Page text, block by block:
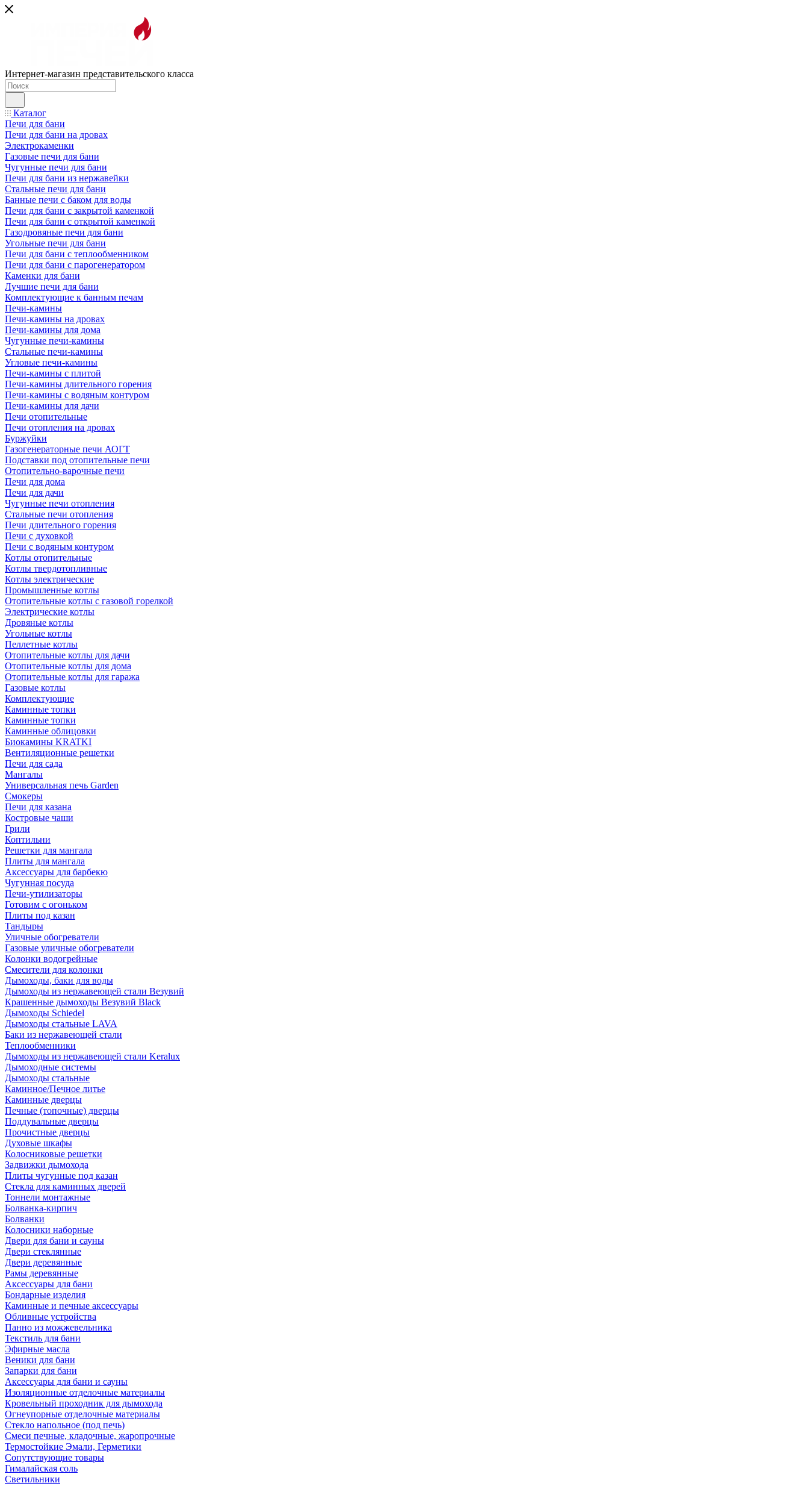
Интернет-магазин представительского класса
Каталог
Печи для бани
Печи для бани на дровах
Электрокаменки
Газовые печи для бани
Чугунные печи для бани
Печи для бани из нержавейки
Стальные печи для бани
Банные печи с баком для воды
Печи для бани с закрытой каменкой
Печи для бани с открытой каменкой
Газодровяные печи для бани
Угольные печи для бани
Печи для бани с теплообменником
Печи для бани с парогенератором
Каменки для бани
Лучшие печи для бани
Комплектующие к банным печам
Печи-камины
Печи-камины на дровах
Печи-камины для дома
Чугунные печи-камины
Стальные печи-камины
Угловые печи-камины
Печи-камины с плитой
Печи-камины длительного горения
Печи-камины с водяным контуром
Печи-камины для дачи
Печи отопительные
Печи отопления на дровах
Буржуйки
Газогенераторные печи АОГТ
Подставки под отопительные печи
Отопительно-варочные печи
Печи для дома
Печи для дачи
Чугунные печи отопления
Стальные печи отопления
Печи длительного горения
Печи с духовкой
Печи с водяным контуром
Котлы отопительные
Котлы твердотопливные
Котлы электрические
Промышленные котлы
Отопительные котлы с газовой горелкой
Электрические котлы
Дровяные котлы
Угольные котлы
Пеллетные котлы
Отопительные котлы для дачи
Отопительные котлы для дома
Отопительные котлы для гаража
Газовые котлы
Комплектующие
Каминные топки
Каминные топки
Каминные облицовки
Биокамины KRATKI
Вентиляционные решетки
Печи для сада
Мангалы
Универсальная печь Garden
Смокеры
Печи для казана
Костровые чаши
Грили
Коптильни
Решетки для мангала
Плиты для мангала
Аксессуары для барбекю
Чугунная посуда
Печи-утилизаторы
Готовим с огоньком
Плиты под казан
Тандыры
Уличные обогреватели
Газовые уличные обогреватели
Колонки водогрейные
Смесители для колонки
Дымоходы, баки для воды
Дымоходы из нержавеющей стали Везувий
Крашенные дымоходы Везувий Black
Дымоходы Schiedel
Дымоходы стальные LAVA
Баки из нержавеющей стали
Теплообменники
Дымоходы из нержавеющей стали Keralux
Дымоходные системы
Дымоходы стальные
Каминное/Печное литье
Каминные дверцы
Печные (топочные) дверцы
Поддувальные дверцы
Прочистные дверцы
Духовые шкафы
Колосниковые решетки
Задвижки дымохода
Плиты чугунные под казан
Стекла для каминных дверей
Тоннели монтажные
Болванка-кирпич
Болванки
Колосники наборные
Двери для бани и сауны
Двери стеклянные
Двери деревянные
Рамы деревянные
Аксессуары для бани
Бондарные изделия
Каминные и печные аксессуары
Обливные устройства
Панно из можжевельника
Текстиль для бани
Эфирные масла
Веники для бани
Запарки для бани
Аксессуары для бани и сауны
Изоляционные отделочные материалы
Кровельный проходник для дымохода
Огнеупорные отделочные материалы
Стекло напольное (под печь)
Смеси печные, кладочные, жаропрочные
Термостойкие Эмали, Герметики
Сопутствующие товары
Гималайская соль
Светильники